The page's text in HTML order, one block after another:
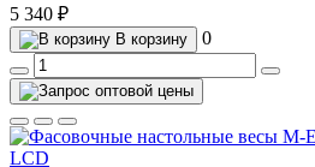
5 340 ₽
В корзину 0